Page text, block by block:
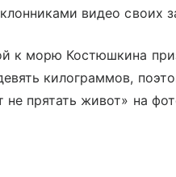
видео своих
к морю Костюшкина
килограммов,
прятать живот» на